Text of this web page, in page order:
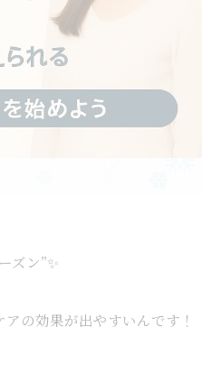
ズン”✨
の効果が出やすいんです！